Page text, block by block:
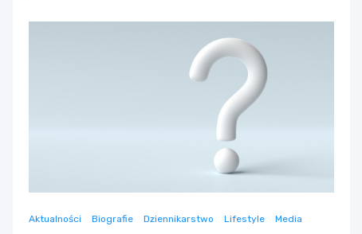
Aktualności Biografie Dziennikarstwo Lifestyle Media